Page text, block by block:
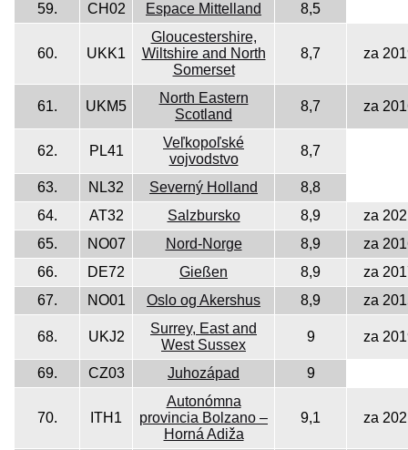
59.
CH02 Espace Mittelland 8,5
60. UKK1
Gloucestershire,
Wiltshire and North
Somerset
8,7 za
61. UKM5
North Eastern
Scotland
8,7 za
62. PL41
Veľkopoľské
vojvodstvo
8,7
63. NL32 Severný Holland
8,8
64.
AT32 Salzbursko 8,9
za
65.
NO07 Nord-Norge 8,9
za
66.
DE72 Gießen 8,9
za
67.
NO01 Oslo og Akershus 8,9 za
68. UKJ2
Surrey, East and
West Sussex
9 za
69. CZ03 Juhozápad 9
70. ITH1
Autonómna
provincia Bolzano –
Horná Adiža
9,1 za